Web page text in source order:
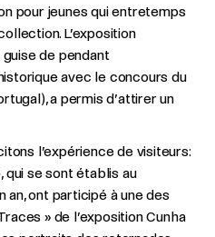
pour jeunes qui entretemps
L’exposition
de pendant
avec le concours du
a permis d’attirer un
l’expérience de visiteurs:
qui se sont établis au
an, ont participé à une des
» de l’exposition Cunha